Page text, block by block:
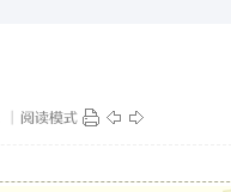
阅读模式